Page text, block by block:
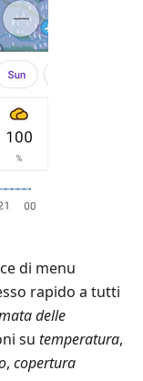
di menu
rapido a tutti
delle
su temperatura,
, copertura